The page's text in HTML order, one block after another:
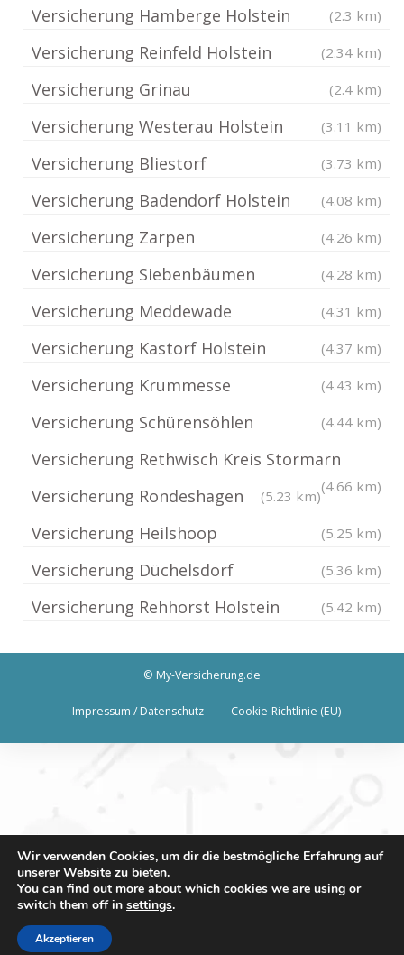
Versicherung Hamberge Holstein (2.3 km)
Versicherung Reinfeld Holstein (2.34 km)
Versicherung Grinau (2.4 km)
Versicherung Westerau Holstein (3.11 km)
Versicherung Bliestorf (3.73 km)
Versicherung Badendorf Holstein (4.08 km)
Versicherung Zarpen (4.26 km)
Versicherung Siebenbäumen (4.28 km)
Versicherung Meddewade (4.31 km)
Versicherung Kastorf Holstein (4.37 km)
Versicherung Krummesse (4.43 km)
Versicherung Schürensöhlen (4.44 km)
Versicherung Rethwisch Kreis Stormarn
(4.66 km)
Versicherung Rondeshagen (5.23 km)
Versicherung Heilshoop (5.25 km)
Versicherung Düchelsdorf (5.36 km)
Versicherung Rehhorst Holstein (5.42 km)
© My-Versicherung.de
Impressum / Datenschutz Cookie-Richtlinie (EU)
Wir verwenden Cookies, um dir die bestmögliche Erfahrung auf
unserer Website zu bieten.
You can find out more about which cookies we are using or
switch them off in settings.
Akzeptieren